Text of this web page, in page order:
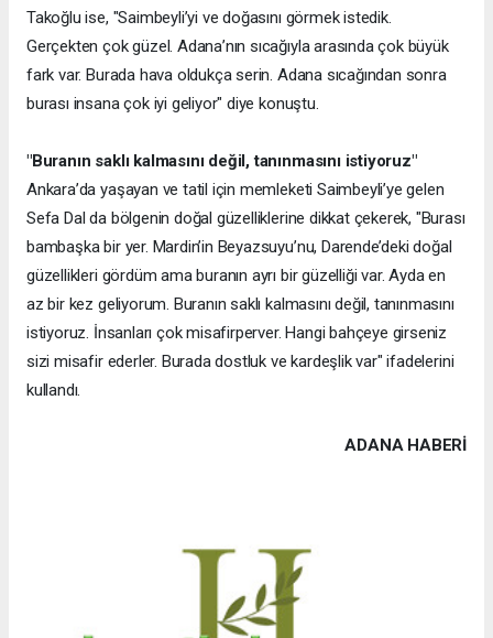
Takoğlu ise, "Saimbeyli’yi ve doğasını görmek istedik.
Gerçekten çok güzel. Adana’nın sıcağıyla arasında çok büyük
fark var. Burada hava oldukça serin. Adana sıcağından sonra
burası insana çok iyi geliyor" diye konuştu.
"Buranın saklı kalmasını değil, tanınmasını istiyoruz"
Ankara’da yaşayan ve tatil için memleketi Saimbeyli’ye gelen
Sefa Dal da bölgenin doğal güzelliklerine dikkat çekerek, "Burası
bambaşka bir yer. Mardin’in Beyazsuyu’nu, Darende’deki doğal
güzellikleri gördüm ama buranın ayrı bir güzelliği var. Ayda en
az bir kez geliyorum. Buranın saklı kalmasını değil, tanınmasını
istiyoruz. İnsanları çok misafirperver. Hangi bahçeye girseniz
sizi misafir ederler. Burada dostluk ve kardeşlik var" ifadelerini
kullandı.
ADANA HABERİ